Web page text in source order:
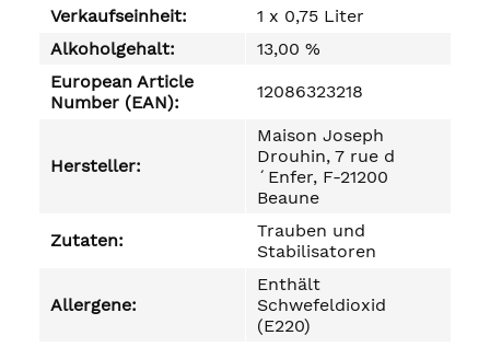
Verkaufseinheit:
1 x 0,75 Liter
Alkoholgehalt:
13,00 %
European Article
Number (EAN):
12086323218
Hersteller:
Maison Joseph
Drouhin, 7 rue d
´Enfer, F-21200
Beaune
Zutaten:
Trauben und
Stabilisatoren
Allergene:
Enthält
Schwefeldioxid
(E220)